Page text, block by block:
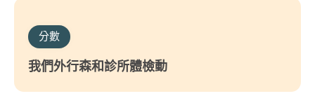
分數
我們外行森和診所體檢動